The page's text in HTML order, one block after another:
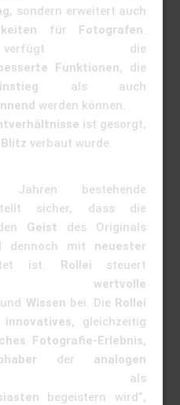
, sondern erweitert auch
für Fotografen.
verfügt die
Funktionen, die
als auch
werden können.
ist gesorgt,
Blitz verbaut wurde.
bestehende
sicher, dass die
Geist des Originals
dennoch mit neuester
ist. Rollei steuert
wertvolle
und Wissen bei. Die Rollei
innovatives, gleichzeitig
Fotografie-Erlebnis,
der analogen
begeistern wird“,